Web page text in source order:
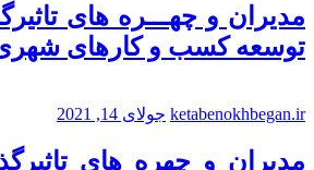
مدیران و چهـــره های
توسعه کسب و کارهای شهری
ketabenokhbegan.ir جولای 14, 2021
مدیران و چهره های